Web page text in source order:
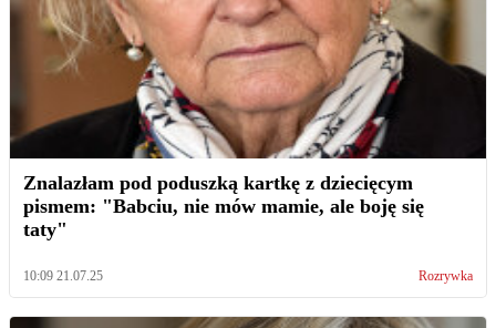
Znalazłam pod poduszką kartkę z dziecięcym
pismem: "Babciu, nie mów mamie, ale boję się
taty"
10:09 21.07.25 Rozrywka